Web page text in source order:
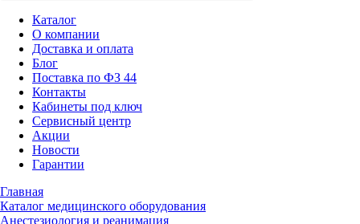
Каталог
О компании
Доставка и оплата
Блог
Поставка по ФЗ 44
Контакты
Кабинеты под ключ
Сервисный центр
Акции
Новости
Гарантии
Главная
Каталог медицинского оборудования
Анестезиология и реанимация